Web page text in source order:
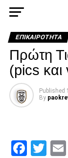
ΕΠΙΚΑΙΡΌΤΗΤΑ
Πρώτη
(pics και
Published
By